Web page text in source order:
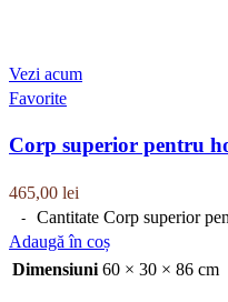
Vezi acum
Favorite
Corp superior pentru
465,00 lei
Cantitate Corp superior
Adaugă în coș
Dimensiuni 60 × 30 × 86 cm